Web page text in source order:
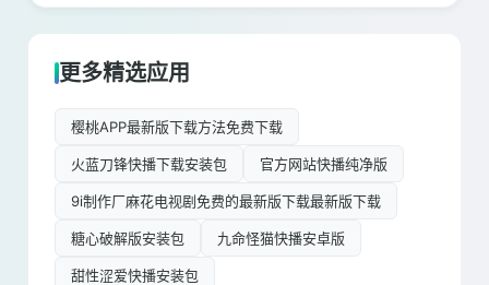
更多精选应用
樱桃APP最新版下载方法免费下载
火蓝刀锋快播下载安装包 官方网站快播纯净版
9i制作厂麻花电视剧免费的最新版下载最新版下载
糖心破解版安装包 九命怪猫快播安卓版
甜性涩爱快播安装包